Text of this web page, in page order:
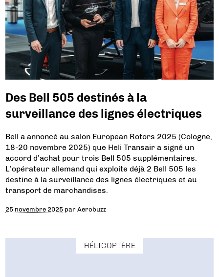
Des Bell 505 destinés à la
surveillance des lignes électriques
Bell a annoncé au salon European Rotors 2025 (Cologne,
18-20 novembre 2025) que Heli Transair a signé un
accord d’achat pour trois Bell 505 supplémentaires.
L’opérateur allemand qui exploite déjà 2 Bell 505 les
destine à la surveillance des lignes électriques et au
transport de marchandises.
25 novembre 2025 parAerobuzz
HÉLICOPTÈRE